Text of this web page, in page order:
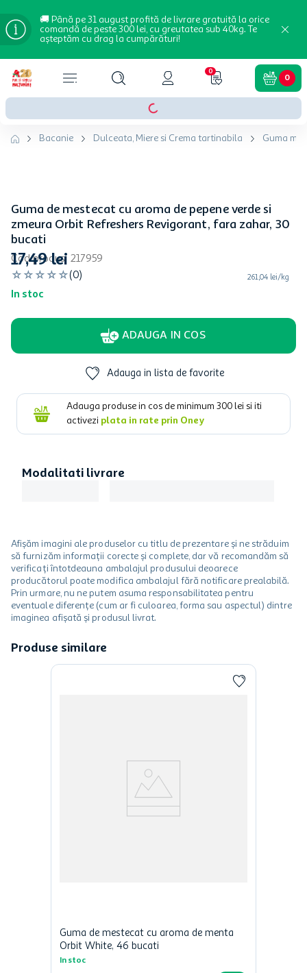
🚚 Până pe 31 august profită de livrare gratuită la orice
comandă de peste 300 lei, cu greutatea sub 40kg. Te
așteptăm cu drag la cumpărături!
0
0
Bacanie Dulceata, Miere si Crema tartinabila Guma
Guma de mestecat cu aroma de pepene verde si
zmeura Orbit Refreshers Revigorant, fara zahar, 30
bucati
Cod produs: 217959
☆ ☆ ☆ ☆ ☆(0)
In stoc
17,49lei
261,04 lei/kg
ADAUGA IN COS
Adauga in lista de favorite
Adauga produse in cos de minimum 300 lei si iti
activezi plata in rate prin Oney
Modalitati livrare
Afișăm imagini ale produselor cu titlu de prezentare și ne străduim
să furnizăm informații corecte și complete, dar vă recomandăm să
verificați întotdeauna ambalajul produsului deoarece
producătorul poate modifica ambalajul fără notificare prealabilă.
Prin urmare, nu ne putem asuma responsabilitatea pentru
eventuale diferențe (cum ar fi culoarea, forma sau aspectul) dintre
imaginea afișată și produsul livrat.
Produse similare
Guma de mestecat cu aroma de menta
Orbit White, 46 bucati
In stoc